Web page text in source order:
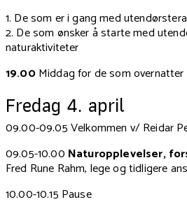
1. De som er i gang med
2. De som ønsker å starte med
naturaktiviteter
19.00Middag for de som overnatter
Fredag 4. april
09.00-09.05 Velkommen v/ Reidar
09.05-10.00 Naturopplevelser,
Fred Rune Rahm, lege og tidligere
10.00-10.15 Pause